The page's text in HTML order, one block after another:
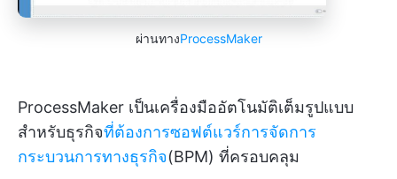
ผ่านทางProcessMaker
ProcessMaker เป็นเครื่องมืออัตโนมัติเต็มรูปแบบ
สำหรับธุรกิจที่ต้องการซอฟต์แวร์การจัดการ
กระบวนการทางธุรกิจ(BPM) ที่ครอบคลุม